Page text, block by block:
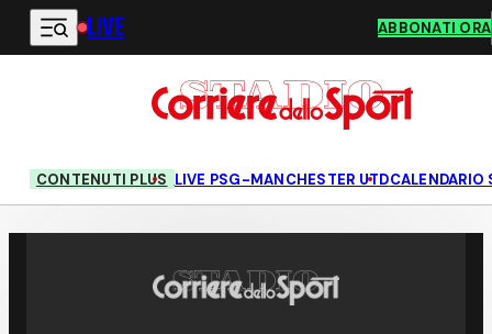
Vai al contenuto principale
LIVE ABBONATI ORA
CONTENUTI PLUS LIVE PSG-MANCHESTER UTDCALENDARIO